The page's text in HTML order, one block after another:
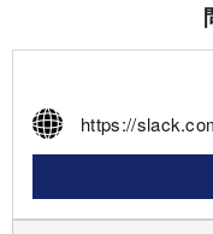
https://